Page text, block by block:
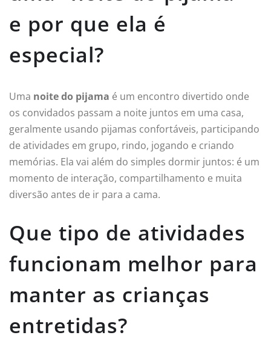
e por que ela é
especial?
Uma noite do pijama é um encontro divertido onde
os convidados passam a noite juntos em uma casa,
geralmente usando pijamas confortáveis, participando
de atividades em grupo, rindo, jogando e criando
memórias. Ela vai além do simples dormir juntos: é um
momento de interação, compartilhamento e muita
diversão antes de ir para a cama.
Que tipo de atividades
funcionam melhor para
manter as crianças
entretidas?